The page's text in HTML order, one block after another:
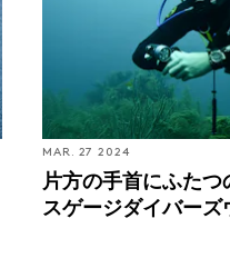
MAR. 27 2024
片方の手首にふた
スゲージダイバーズ